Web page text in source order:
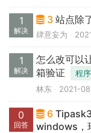
1
解决
3 站点除
肆意妄为
1
解决
怎么改可以
箱验证
程
林东
2021-
0
回答
6
windows，